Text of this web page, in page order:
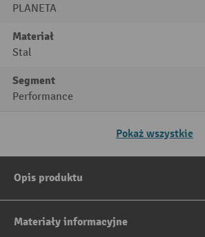
PLANETA
Materiał
Stal
Segment
Performance
Pokaż wszystkie
Opis produktu
Materiały informacyjne